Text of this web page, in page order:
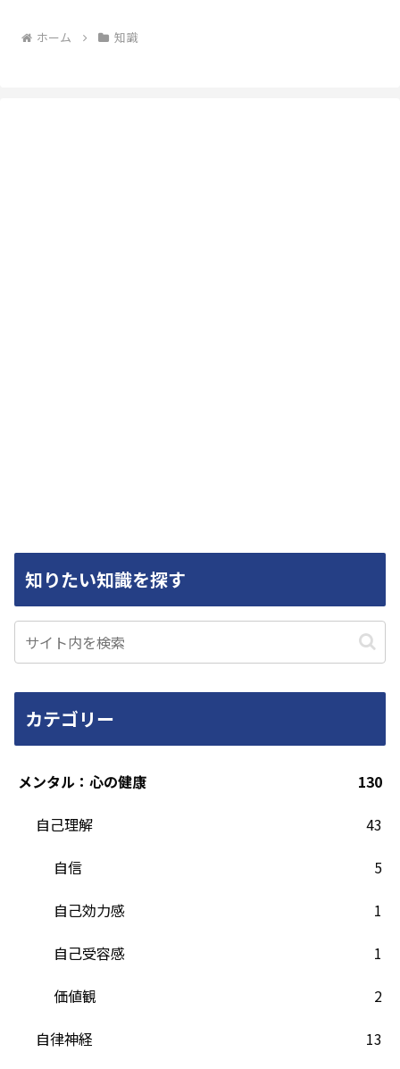
ホーム 知識
知りたい知識を探す
カテゴリー
メンタル：心の健康
130
自己理解
43
自信
5
自己効力感
1
自己受容感
1
価値観
2
自律神経
13